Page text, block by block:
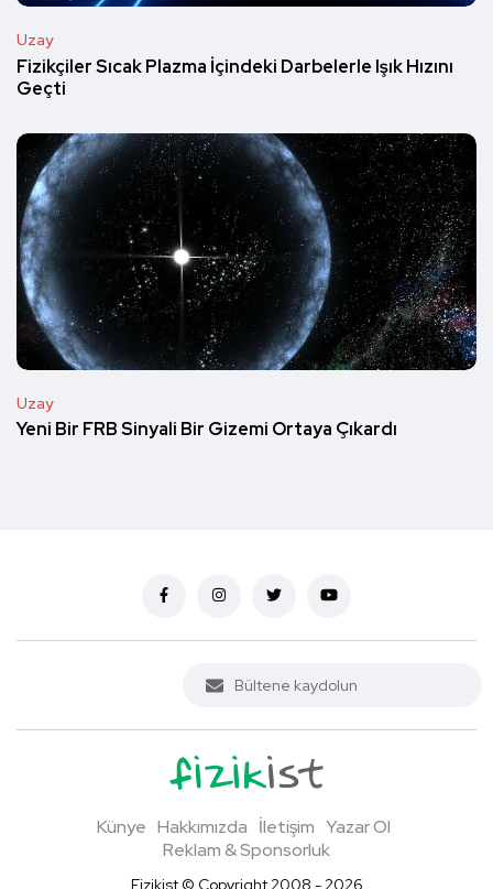
Uzay
Fizikçiler Sıcak Plazma İçindeki Darbelerle Işık Hızını
Geçti
Uzay
Yeni Bir FRB Sinyali Bir Gizemi Ortaya Çıkardı
Künye Hakkımızda İletişim Yazar Ol
Reklam & Sponsorluk
Fizikist © Copyright 2008 - 2026